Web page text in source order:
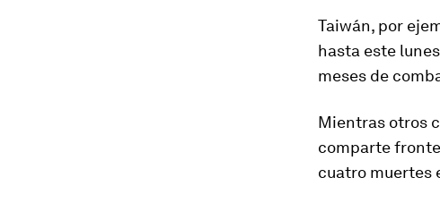
Taiwán, por
hasta este
meses de
Mientras otros
comparte
cuatro muertes